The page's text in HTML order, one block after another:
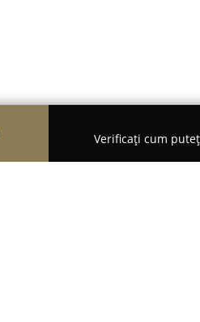
Verificați cum